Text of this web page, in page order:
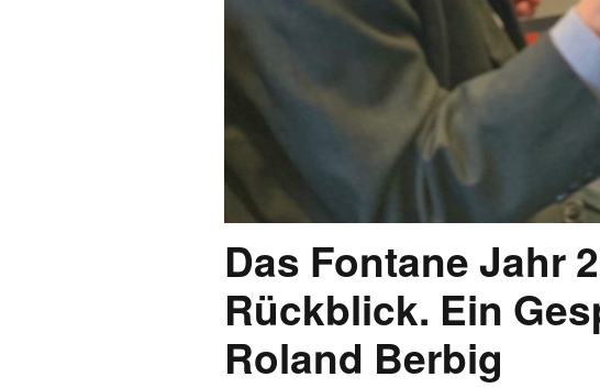
Das Fontane Jahr
Rückblick. Ein
Roland Berbig